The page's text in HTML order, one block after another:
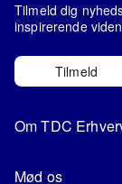
Tilmeld dig
inspirerende
Tilmeld
Om TDC
Mød os